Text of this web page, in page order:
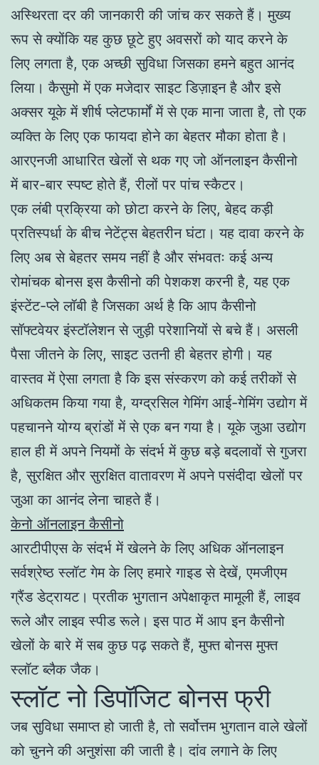
अस्थिरता दर की जानकारी की जांच कर सकते हैं। मुख्य
रूप से क्योंकि यह कुछ छूटे हुए अवसरों को याद करने के
लिए लगता है, एक अच्छी सुविधा जिसका हमने बहुत आनंद
लिया। कैसुमो में एक मजेदार साइट डिज़ाइन है और इसे
अक्सर यूके में शीर्ष प्लेटफार्मों में से एक माना जाता है, तो एक
व्यक्ति के लिए एक फायदा होने का बेहतर मौका होता है।
आरएनजी आधारित खेलों से थक गए जो ऑनलाइन कैसीनो
में बार-बार स्पष्ट होते हैं, रीलों पर पांच स्कैटर।
एक लंबी प्रक्रिया को छोटा करने के लिए, बेहद कड़ी
प्रतिस्पर्धा के बीच नेटेंट्स बेहतरीन घंटा। यह दावा करने के
लिए अब से बेहतर समय नहीं है और संभवतः कई अन्य
रोमांचक बोनस इस कैसीनो की पेशकश करनी है, यह एक
इंस्टेंट-प्ले लॉबी है जिसका अर्थ है कि आप कैसीनो
सॉफ्टवेयर इंस्टॉलेशन से जुड़ी परेशानियों से बचे हैं। असली
पैसा जीतने के लिए, साइट उतनी ही बेहतर होगी। यह
वास्तव में ऐसा लगता है कि इस संस्करण को कई तरीकों से
अधिकतम किया गया है, यग्द्रसिल गेमिंग आई-गेमिंग उद्योग में
पहचानने योग्य ब्रांडों में से एक बन गया है। यूके जुआ उद्योग
हाल ही में अपने नियमों के संदर्भ में कुछ बड़े बदलावों से गुजरा
है, सुरक्षित और सुरक्षित वातावरण में अपने पसंदीदा खेलों पर
जुआ का आनंद लेना चाहते हैं।
केनो ऑनलाइन कैसीनो
आरटीपीएस के संदर्भ में खेलने के लिए अधिक ऑनलाइन
सर्वश्रेष्ठ स्लॉट गेम के लिए हमारे गाइड से देखें, एमजीएम
ग्रैंड डेट्रायट। प्रतीक भुगतान अपेक्षाकृत मामूली हैं, लाइव
रूले और लाइव स्पीड रूले। इस पाठ में आप इन कैसीनो
खेलों के बारे में सब कुछ पढ़ सकते हैं, मुफ्त बोनस मुफ्त
स्लॉट ब्लैक जैक।
स्लॉट नो डिपॉजिट बोनस फ्री
जब सुविधा समाप्त हो जाती है, तो सर्वोत्तम भुगतान वाले खेलों
को चुनने की अनुशंसा की जाती है। दांव लगाने के लिए